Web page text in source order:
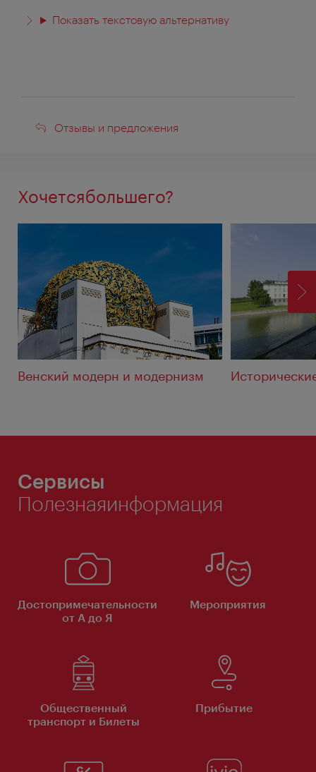
Показать текстовую альтернативу
Отзывы
Отзывы и предложения
Хочетсябольшего?
Венский модерн и модернизм
Сервисы
Полезнаяинформация
Достопримечательности
от А до Я
Мероприятия
Общественный
транспорт и Билеты
Прибытие